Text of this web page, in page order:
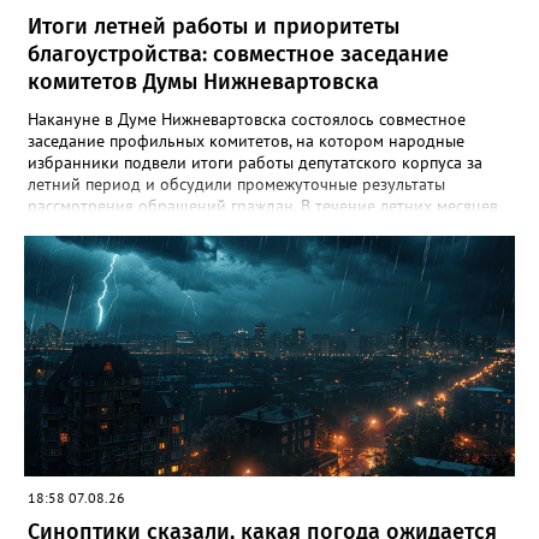
Итоги летней работы и приоритеты
благоустройства: совместное заседание
комитетов Думы Нижневартовска
Накануне в Думе Нижневартовска состоялось совместное
заседание профильных комитетов, на котором народные
избранники подвели итоги работы депутатского корпуса за
летний период и обсудили промежуточные результаты
рассмотрения обращений граждан. В течение летних месяцев
осмотрели городские лагеря отдыха, проинспектировали
проблемные локации, на которые указывали жители, побывали
на территориях, где уже реализуются проекты благоустройства,
но требуют доработки, а также оценили участки, потенциально
пригодные для создания новых скверов. Комитет по
социальным вопросам держит на постоянном контроле
организацию детского летнего отдыха. Депутаты дали
положительную оценку проведённой кампании, отметив
широкое разнообразие направлений и программ,
полноценную материально-техническую оснащённость
лагерей, а также соблюдение мер безопасности и санитарных
востребованность такой формы летней занятости детей и
необходимость увеличить количество лагерей дневного
18:58 07.08.26
Синоптики сказали, какая погода ожидается